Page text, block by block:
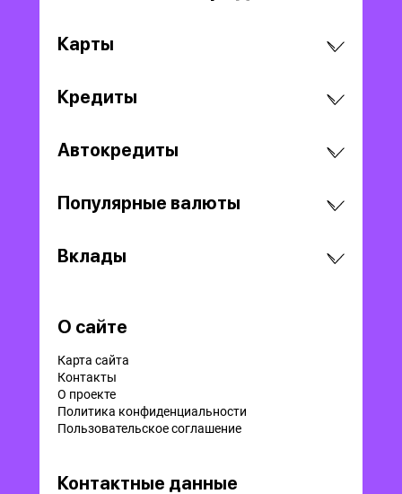
Карты
Кредиты
Автокредиты
Популярные валюты
Вклады
О сайте
Карта сайта
Контакты
О проекте
Политика конфиденциальности
Пользовательское соглашение
Контактные данные